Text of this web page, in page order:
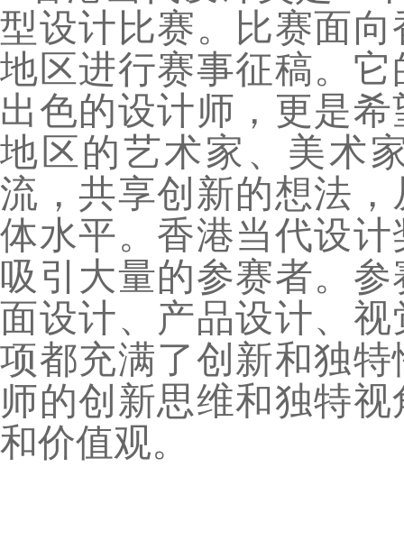
型设计比赛。比赛面
地区进行赛事征稿。
出色的设计师，更是
地区的艺术家、美术
流，共享创新的想法
体水平。香港当代设
吸引大量的参赛者。
面设计、产品设计、
项都充满了创新和独
师的创新思维和独特
和价值观。